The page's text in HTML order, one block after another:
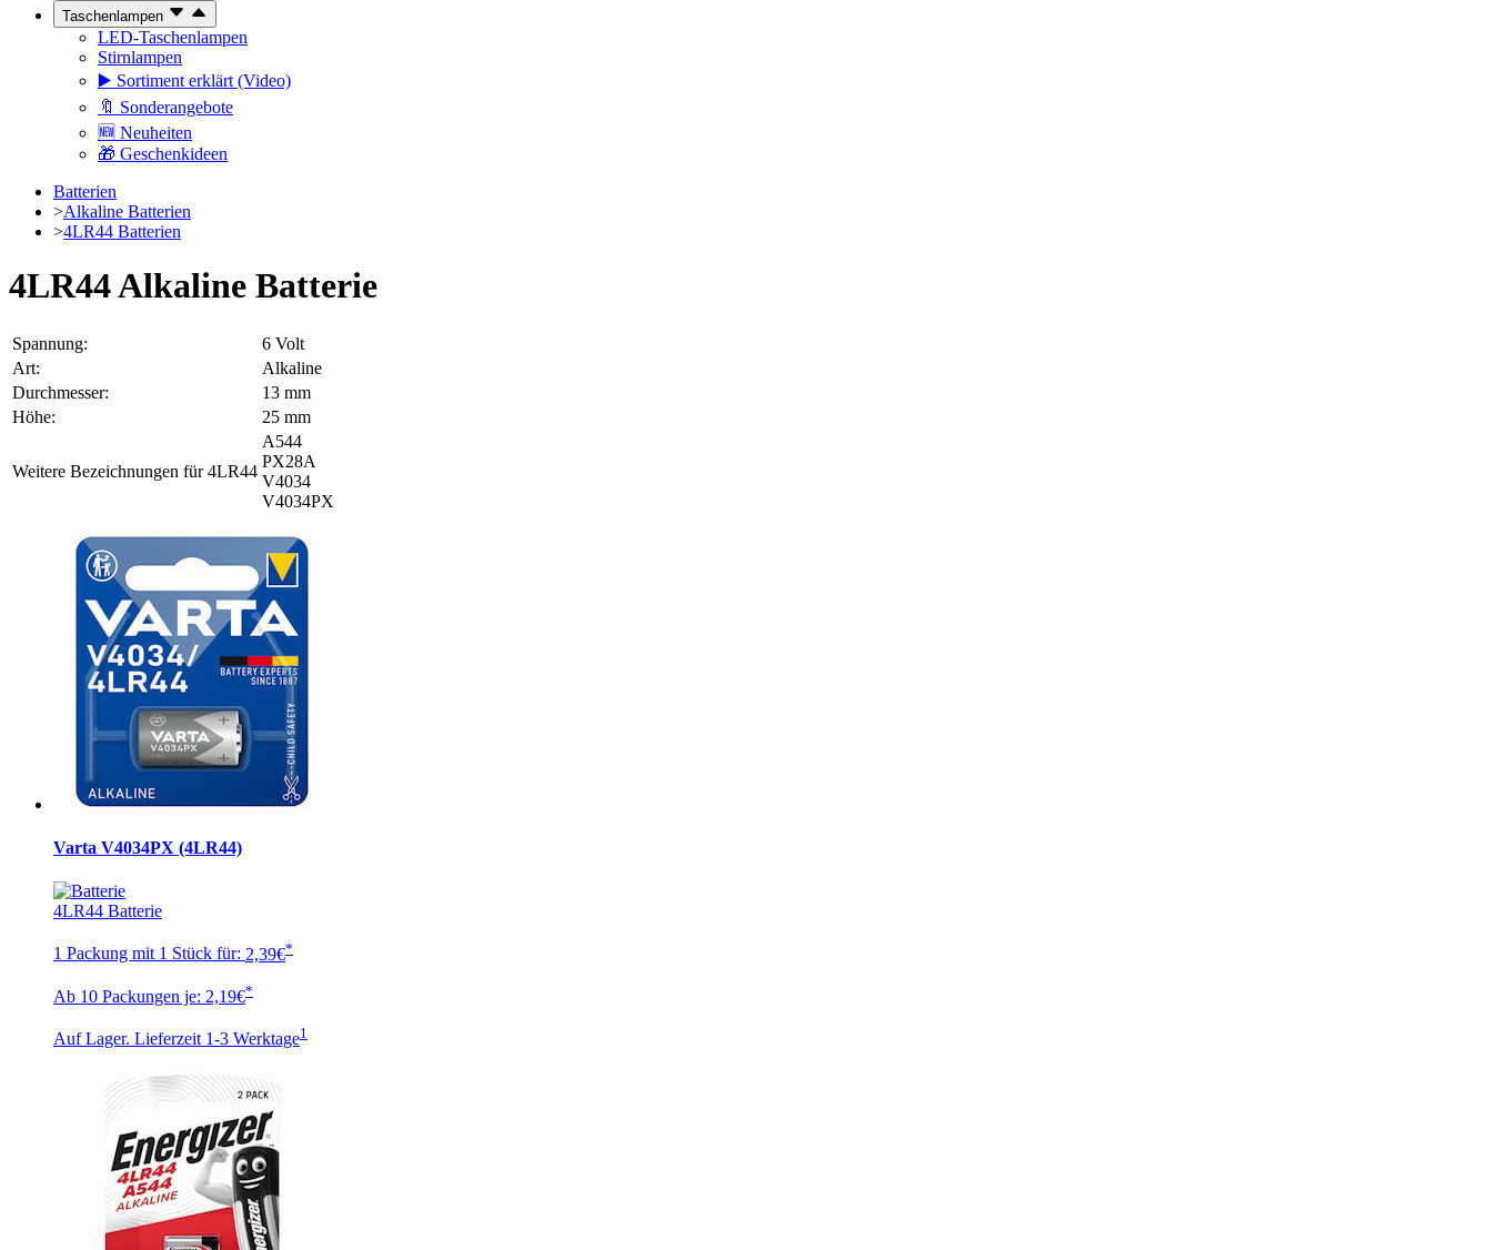
Taschenlampen
LED-Taschenlampen
Stirnlampen
▶️ Sortiment erklärt (Video)
🔖 Sonderangebote
🆕 Neuheiten
🎁 Geschenkideen
Batterien
>Alkaline Batterien
>4LR44 Batterien
4LR44 Alkaline Batterie
Spannung:
6 Volt
Art:
Alkaline
Durchmesser:
13 mm
Höhe:
25 mm
Weitere Bezeichnungen für 4LR44
A544
PX28A
V4034
V4034PX
Varta V4034PX (4LR44)
4LR44 Batterie
1 Packung mit 1 Stück für: 2,39€*
Ab 10 Packungen je: 2,19€*
Auf Lager. Lieferzeit 1-3 Werktage1